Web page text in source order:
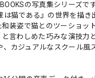
の写真集シリーズです
猫である』の世界を描き
装姿で猫とのツーショッ
言わしめた巧みな演技力
カジュアルなスクール風